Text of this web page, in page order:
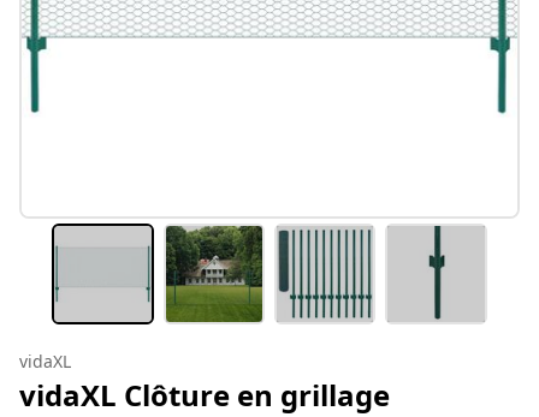
vidaXL
vidaXL Clôture en grillage